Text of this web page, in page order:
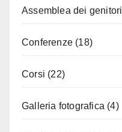
Assemblea dei genitori
Conferenze (18)
Corsi (22)
Galleria fotografica (4)